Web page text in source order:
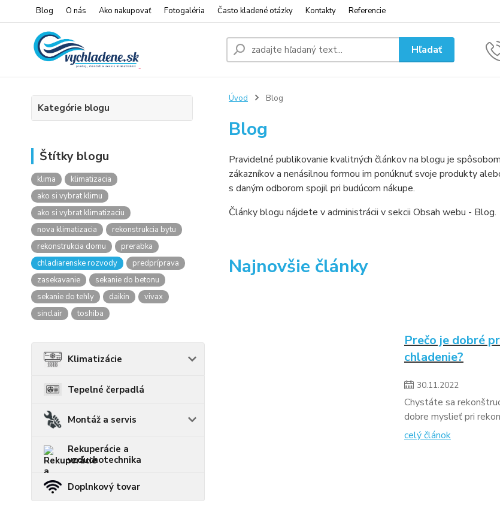
Blog O nás Ako nakupovať Fotogaléria Často kladené otázky Kontakty Referencie
Hľadať
Kategórie blogu
Štítky blogu
klima
klimatizacia
ako si vybrat klimu
ako si vybrat klimatizaciu
nova klimatizacia
rekonstrukcia bytu
rekonstrukcia domu
prerabka
chladiarenske rozvody
predpríprava
zasekavanie
sekanie do betonu
sekanie do tehly
daikin
vivax
sinclair
toshiba
Klimatizácie
Tepelné čerpadlá
Montáž a servis
Rekuperácie a
vzduchotechnika
Doplnkový tovar
Úvod Blog
Blog
Pravidelné publikovanie kvalitných článkov na blogu je
zákazníkov a nenásilnou formou im ponúknuť svoje produkty
s daným odborom spojil pri budúcom nákupe.
Články blogu nájdete v administrácii v sekcii Obsah webu - Blog.
Najnovšie články
Prečo je dobré
chladenie?
30.11.2022
Chystáte sa
dobre myslieť pri
celý článok